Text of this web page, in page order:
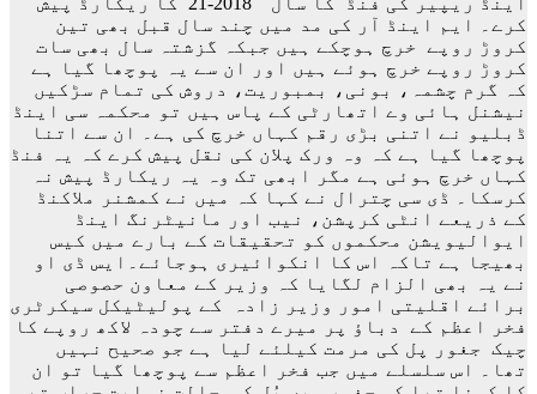
کرے۔ ایم اینڈ آر کی مد میں چند سال قبل بھی تین
کروڑ روپے خرچ ہوچکے ہیں جبکہ گزشتہ سال بھی سات
کروڑ روپے خرچ ہوئے ہیں اور ان سے یہ پوچھا گیا ہے
کہ گرم چشمہ، بونی، بمبوریت، دروش کی تمام سڑکیں
نیشنل ہائی وے اتھارٹی کے پاس ہیں تو محکمہ سی اینڈ
ڈبلیو نے اتنی بڑی رقم کہاں خرچ کی ہے۔ ان سے اتنا
پوچھا گیا ہے کہ وہ ورک پلان کی نقل پیش کرے کہ یہ فنڈ
کہاں خرچ ہوئی ہے مگر ابھی تک وہ یہ ریکارڈ پیش نہ
کرسکا۔ ڈی سی چترال نے کہا کہ میں نے کمشنر ملاکنڈ
کے ذریعے انٹی کرپشن، نیب اور مانیٹرنگ اینڈ
ایوالیویشن محکموں کو تحقیقات کے بارے میں کیس
بھیجا ہے تاکہ اس کا انکوائیری ہوجائے۔ایس ڈی او
نے یہ بھی الزام لگایا کہ وزیر کے معاون حصوصی
برائے اقلیتی امور وزیر زادہ کے پولیٹیکل سیکرٹری
فخر اعظم کے دباؤ پر میرے دفتر سے چودہ لاکھ روپے کا
چیک جغور پل کی مرمت کیلئے لیا ہے جو صحیح نہیں
تھا۔ اس سلسلے میں جب فخر اعظم سے پوچھا گیا تو ان